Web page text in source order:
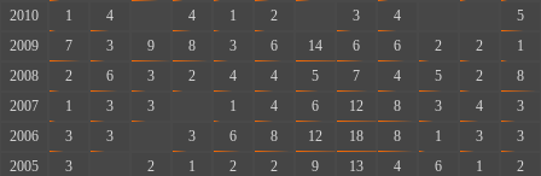
2010
1 4 4 1 2 3 4
5
2009
7 3 9 8 3 6 14 6 6 2 2
1
2008
2 6 3 2 4 4 5 7 4 5 2
8
2007
1 3 3 1 4 6 12 8 3 4
3
2006
3 3 3 6 8 12 18 8 1 3
3
2005
3 2 1 2 2 9 13 4 6 1
2